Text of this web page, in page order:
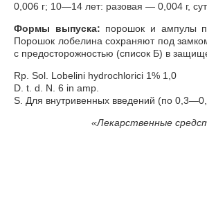
0,006 г; 10—14 лет: разовая — 0,004 г,
Формы выпуска: порошок и ампулы
Порошок лобелина сохраняют под
с предосторожностью (список Б) в
Rp. Sol. Lobelini hydrochlorici 1% 1,0
D. t. d. N. 6 in amp.
S. Для внутривенных введений (по
«Лекарственные